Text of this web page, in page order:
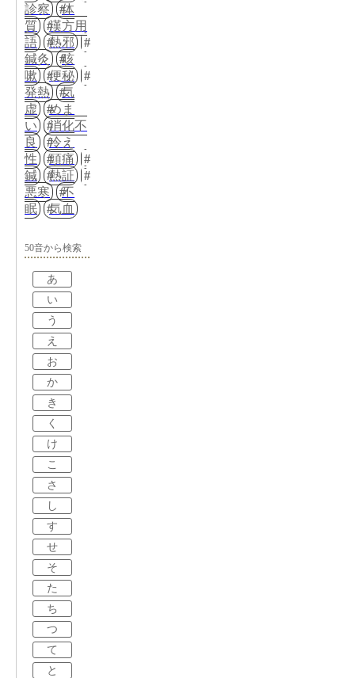
診察
体
質
漢方用
語
熱邪
鍼灸
咳
嗽
便秘
発熱
気
虚
めま
い
消化不
良
冷え
性
頭痛
鍼
熱証
悪寒
不
眠
気血
50音から検索
あ
い
う
え
お
か
き
く
け
こ
さ
し
す
せ
そ
た
ち
つ
て
と